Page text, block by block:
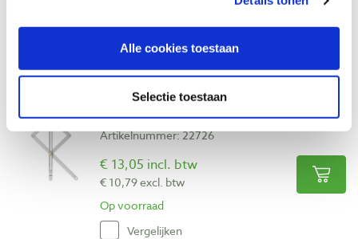
Alle cookies toestaan
Selectie toestaan
Op voorraad
Vergelijken
Hedue aluminium hoekmeter 440 mm
Artikelnummer: 22726
€ 13,05 incl. btw
€ 10,79 excl. btw
Op voorraad
Vergelijken